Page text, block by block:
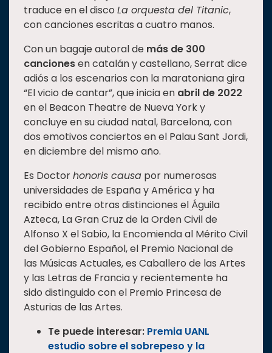
traduce en el disco La orquesta del Titanic,
con canciones escritas a cuatro manos.
Con un bagaje autoral de más de 300
cancionesen catalán y castellano, Serrat dice
adiós a los escenarios con la maratoniana gira
“El vicio de cantar”, que inicia en abril de 2022
en el Beacon Theatre de Nueva York y
concluye en su ciudad natal, Barcelona, con
dos emotivos conciertos en el Palau Sant Jordi,
en diciembre del mismo año.
Es Doctorhonoris causa por numerosas
universidades de España y América y ha
recibido entre otras distinciones el Águila
Azteca, La Gran Cruz de la Orden Civil de
Alfonso X el Sabio, la Encomienda al Mérito Civil
del Gobierno Español, el Premio Nacional de
las Músicas Actuales, es Caballero de las Artes
y las Letras de Francia y recientemente ha
sido distinguido con el Premio Princesa de
Asturias de las Artes.
Te puede interesar: Premia UANL
estudio sobre el sobrepeso y la